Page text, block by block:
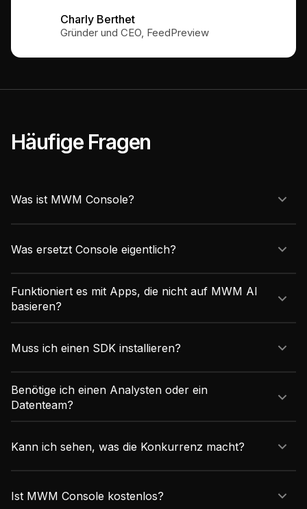
Charly Berthet
Gründer und CEO, FeedPreview
Häufige Fragen
Was ist MWM Console?
Was ersetzt Console eigentlich?
Funktioniert es mit Apps, die nicht auf MWM AI
basieren?
Muss ich einen SDK installieren?
Benötige ich einen Analysten oder ein
Datenteam?
Kann ich sehen, was die Konkurrenz macht?
Ist MWM Console kostenlos?